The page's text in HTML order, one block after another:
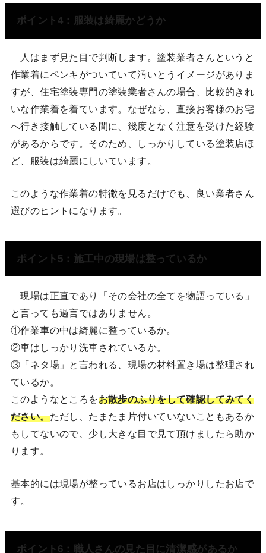
ポイント4：服装は綺麗かどうか
人はまず見た目で判断します。塗装業者さんというと
作業着にペンキがついていて汚いとうイメージがありま
すが、住宅塗装専門の塗装業者さんの場合、比較的きれ
いな作業着を着ています。なぜなら、直接お客様のお宅
へ行き接触している間に、幾度となく注意を受けた経験
があるからです。そのため、しっかりしている塗装店ほ
ど、服装は綺麗にしいています。
このような作業着の特徴を見るだけでも、良い業者さん
選びのヒントになります。
ポイント5：施工中の現場は整っているか
現場は正直であり「その会社の全てを物語っている」
と言っても過言ではありません。
①作業車の中は綺麗に整っているか。
②車はしっかり洗車されているか。
③「ネタ場」と言われる、現場の材料置き場は整理され
ているか。
このようなところをお散歩のふりをして確認してみてく
ださい。ただし、たまたま片付いていないこともあるか
もしてないので、少し大きな目で見て頂けましたら助か
ります。
基本的には現場が整っているお店はしっかりしたお店で
す。
ポイント6：職人さんの見た目に清潔感があるか